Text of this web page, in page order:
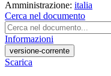
Amministrazione: italia
Cerca nel documento
Informazioni
versione-corrente
Scarica